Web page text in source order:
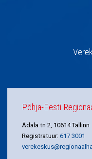
Põhja-Eesti
Ädala tn 2, 10614 Tallinn
Registratuur: 617 3001